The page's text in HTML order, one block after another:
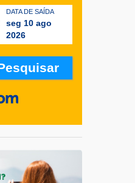
DATA DE SAÍDA
seg 10 ago
2026